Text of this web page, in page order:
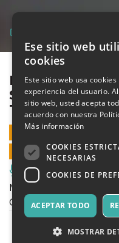
MARTHA
MARTHA HIGH
SET/
TEAM F
15 ABRIL 2022 - 21:00
LAS VENTAS EN
Música, Eventos
MARTHA HIGH a
Groovyera Team f
Ese sitio web
cookies
Este sitio web usa
experiencia del usuario.
sitio web, usted acepta
acuerdo con nuestra
Más información
COOKIES
NECESARIAS
COOKIES DE
ACEPTAR TODO
MOSTRAR